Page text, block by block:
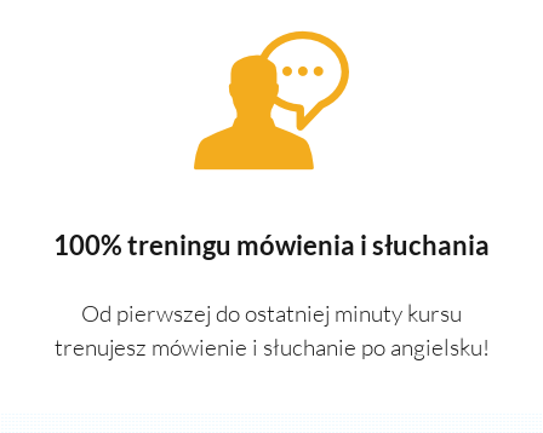
100% treningu mówienia i słuchania
Od pierwszej do ostatniej minuty kursu
trenujesz mówienie i słuchanie po angielsku!